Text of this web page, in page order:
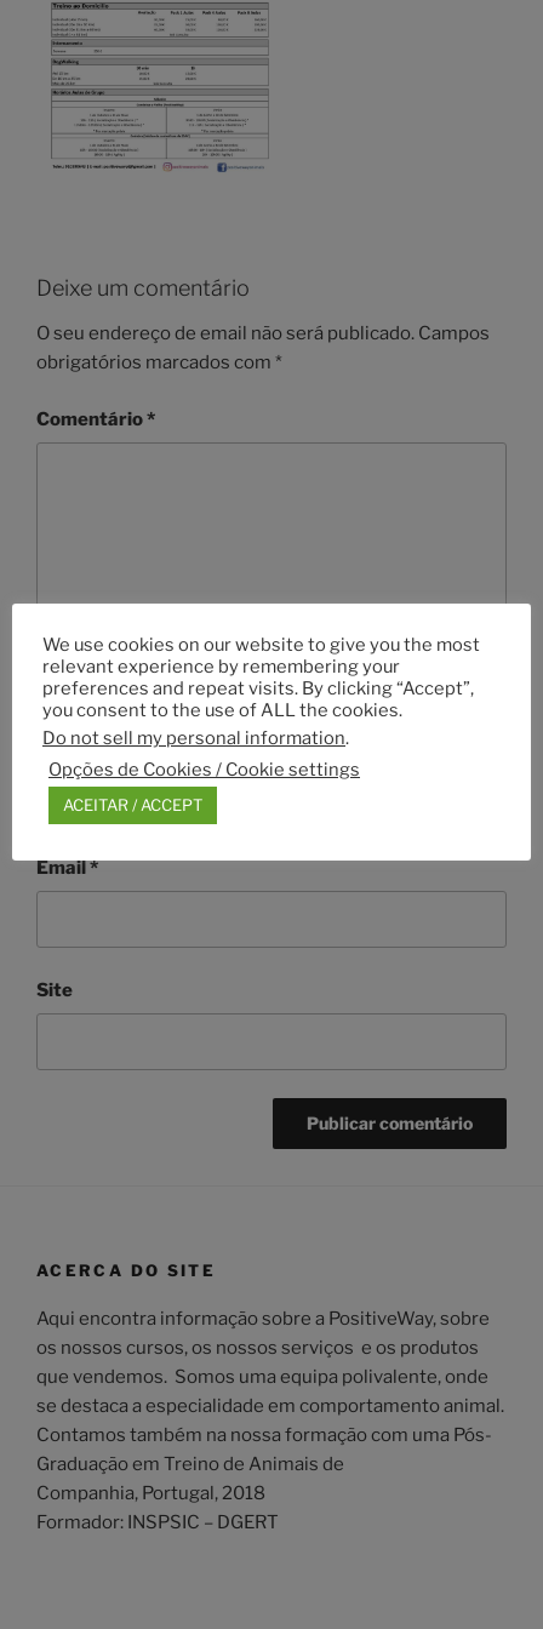
Deixe um comentário
O seu endereço de email não será publicado. Campos
obrigatórios marcados com *
Comentário*
Nome*
Email*
Site
ACERCA DO SITE
Aqui encontra informação sobre a PositiveWay, sobre
os nossos cursos, os nossos serviços e os produtos
que vendemos. Somos uma equipa polivalente, onde
se destaca a especialidade em comportamento animal.
Contamos também na nossa formação com uma Pós-
Graduação em Treino de Animais de
Companhia, Portugal, 2018
Formador: INSPSIC – DGERT
We use cookies on our website to give you the most
relevant experience by remembering your
preferences and repeat visits. By clicking “Accept”,
you consent to the use of ALL the cookies.
Do not sell my personal information.
Opções de Cookies / Cookie settings
ACEITAR / ACCEPT